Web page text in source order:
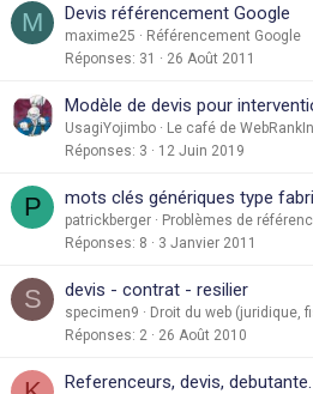
M Devis référencement Google
maxime25
Référencement Google
Réponses 31 26 Août 2011
Modèle de devis pour
UsagiYojimbo
Le café de
Réponses 3 12 Juin 2019
P mots clés génériques type
patrickberger
Problèmes de
Réponses 8 3 Janvier 2011
S devis - contrat - resilier
specimen9
Droit du web (juridique,
Réponses 2 26 Août 2010
Referenceurs, devis,